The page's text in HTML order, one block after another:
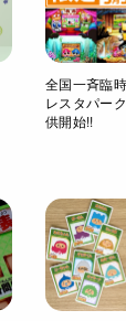
全国一斉臨
レスタパー
供開始!!